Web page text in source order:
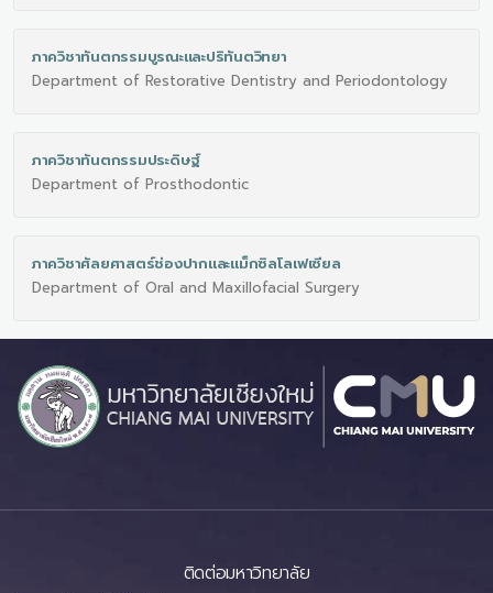
ภาควิชาทันตกรรมบูรณะและปริทันตวิทยา
Department of Restorative Dentistry and Periodontology
ภาควิชาทันตกรรมประดิษฐ์
Department of Prosthodontic
ภาควิชาศัลยศาสตร์ช่องปากและแม็กซิลโลเฟเซียล
Department of Oral and Maxillofacial Surgery
ติดต่อมหาวิทยาลัย